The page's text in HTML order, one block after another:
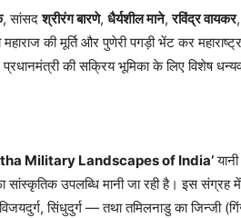
, सांसदश्रीरंग बारणे, धैर्यशील माने,रविंद्र वायकर
की मूर्ति और पुणेरी पगड़ी भेंट कर
की सक्रिय भूमिका के लिए विशेष
Military Landscapes of India’
सांस्कृतिक उपलब्धि मानी जा रही है। इस
सिंधुदुर्ग — तथा तमिलनाडु का जिन्जी